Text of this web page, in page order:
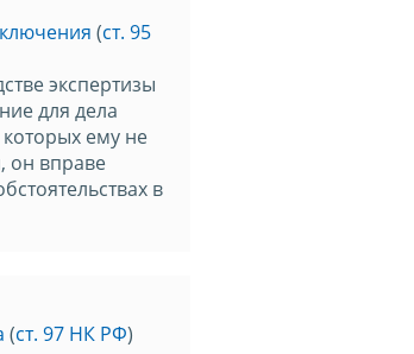
(ст. 95
экспертизы
для дела
которых ему не
он вправе
в
(ст. 97 НК РФ)